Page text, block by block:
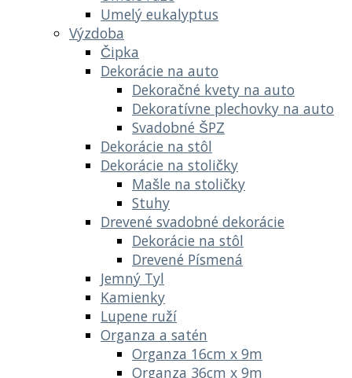
Umelý eukalyptus
Výzdoba
Čipka
Dekorácie na auto
Dekoračné kvety na auto
Dekoratívne plechovky na auto
Svadobné ŠPZ
Dekorácie na stôl
Dekorácie na stoličky
Mašle na stoličky
Stuhy
Drevené svadobné dekorácie
Dekorácie na stôl
Drevené Písmená
Jemný Tyl
Kamienky
Lupene ruží
Organza a satén
Organza 16cm x 9m
Organza 36cm x 9m